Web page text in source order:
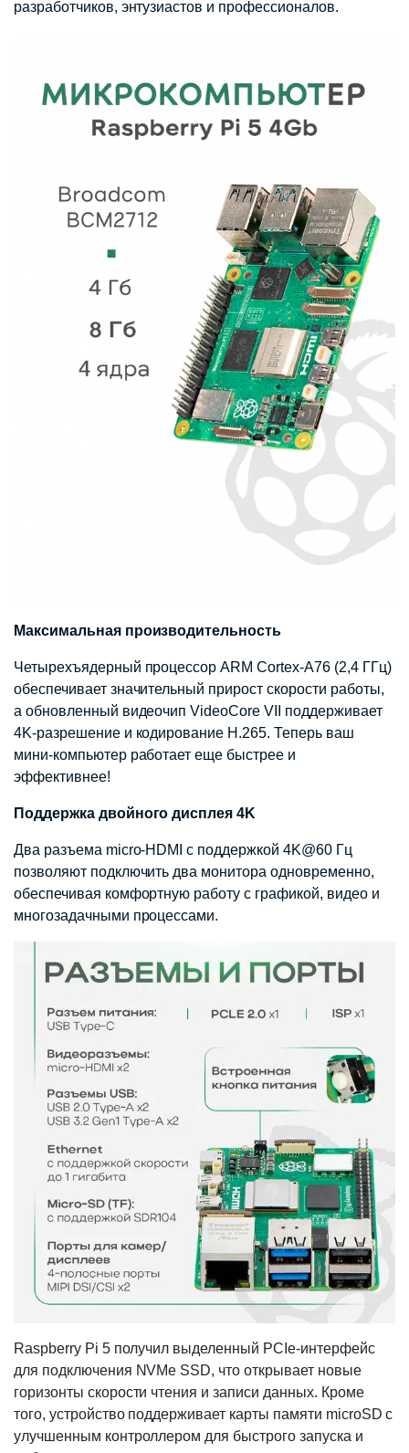
разработчиков, энтузиастов и профессионалов.
Максимальная производительность
Четырехъядерный процессор ARM Cortex-A76 (2,4 ГГц)
обеспечивает значительный прирост скорости работы,
а обновленный видеочип VideoCore VII поддерживает
4K-разрешение и кодирование H.265. Теперь ваш
мини-компьютер работает еще быстрее и
эффективнее!
Поддержка двойного дисплея 4K
Два разъема micro-HDMI с поддержкой 4K@60 Гц
позволяют подключить два монитора одновременно,
обеспечивая комфортную работу с графикой, видео и
многозадачными процессами.
Raspberry Pi 5 получил выделенный PCIe-интерфейс
для подключения NVMe SSD, что открывает новые
горизонты скорости чтения и записи данных. Кроме
того, устройство поддерживает карты памяти microSD с
улучшенным контроллером для быстрого запуска и